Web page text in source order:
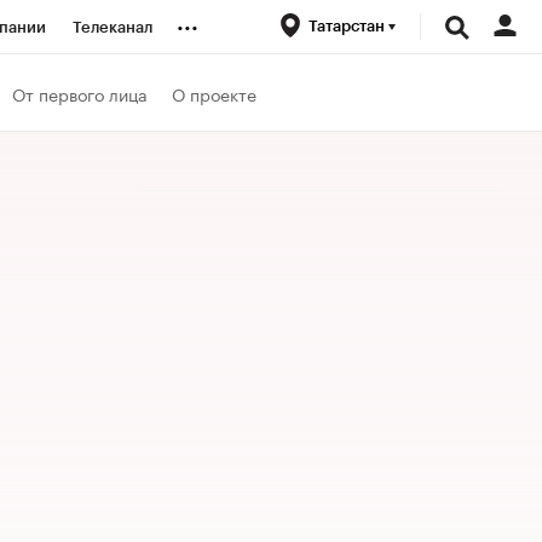
Телеканал ... Татарстан
От первого лица О проекте